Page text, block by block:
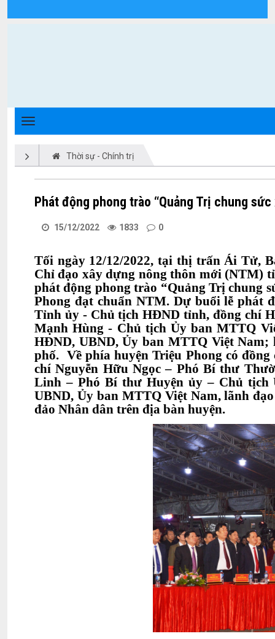
Thời sự - Chính trị
Phát động phong trào “Quảng Trị chung
15/12/2022 1833 0
Tối ngày 12/12/2022, tại thị trấn Ái Tử,
Chỉ đạo xây dựng nông thôn mới (NTM)
phát động phong trào “Quảng Trị chung
Phong đạt chuẩn NTM. Dự buổi lễ phát
Tỉnh ủy - Chủ tịch HĐND tỉnh, đồng chí
Mạnh Hùng - Chủ tịch Ủy ban MTTQ
HĐND, UBND, Ủy ban MTTQ Việt Nam;
phố. Về phía huyện Triệu Phong có
chí Nguyễn Hữu Ngọc – Phó Bí thư
Linh – Phó Bí thư Huyện ủy – Chủ tịch
UBND, Ủy ban MTTQ Việt Nam, lãnh
đảo Nhân dân trên địa bàn huyện.